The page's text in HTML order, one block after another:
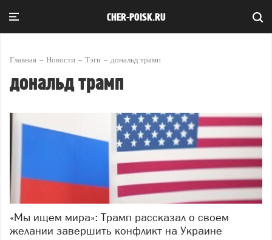
CHER-POISK.RU
Главная Новости Тэги дональд трамп
дональд трамп
«Мы ищем мира»: Трамп рассказал о своем
желании завершить конфликт на Украине